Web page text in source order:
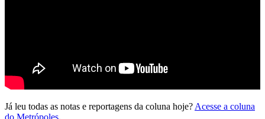
Já leu todas as notas e reportagens da coluna hoje? Acesse a coluna
do Metrópoles.